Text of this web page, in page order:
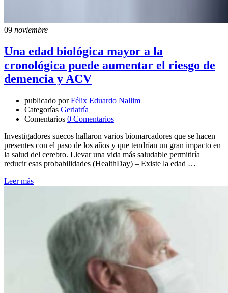
09 noviembre
Una edad biológica mayor a la
cronológica puede aumentar el riesgo de
demencia y ACV
publicado por Félix Eduardo Nallim
Categorías Geriatría
Comentarios 0 Comentarios
Investigadores suecos hallaron varios biomarcadores que se hacen
presentes con el paso de los años y que tendrían un gran impacto en
la salud del cerebro. Llevar una vida más saludable permitiría
reducir esas probabilidades (HealthDay) – Existe la edad …
Leer más